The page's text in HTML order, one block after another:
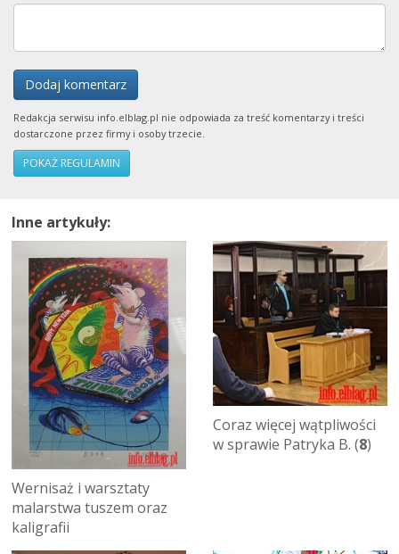
Dodaj komentarz
Redakcja serwisu info.elblag.pl nie odpowiada za treść komentarzy i treści
dostarczone przez firmy i osoby trzecie.
POKAŻ REGULAMIN
Inne artykuły:
Wernisaż i warsztaty
malarstwa tuszem oraz
kaligrafii
Coraz więcej wątpliwości
w sprawie Patryka B. (8)